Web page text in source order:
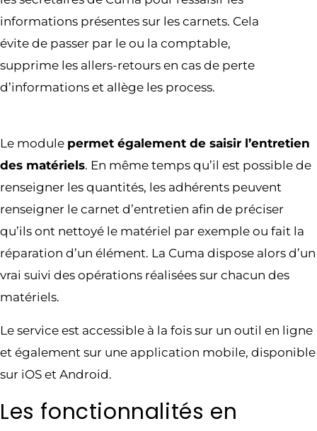
informations présentes sur les carnets. Cela
évite de passer par le ou la comptable,
supprime les allers-retours en cas de perte
d’informations et allège les process.
Le module permet également de saisir l’entretien
des matériels. En même temps qu’il est possible de
renseigner les quantités, les adhérents peuvent
renseigner le carnet d’entretien afin de préciser
qu’ils ont nettoyé le matériel par exemple ou fait la
réparation d’un élément. La Cuma dispose alors d’un
vrai suivi des opérations réalisées sur chacun des
matériels.
Le service est accessible à la fois sur un outil en ligne
et également sur une application mobile, disponible
sur iOS et Android.
Les fonctionnalités en